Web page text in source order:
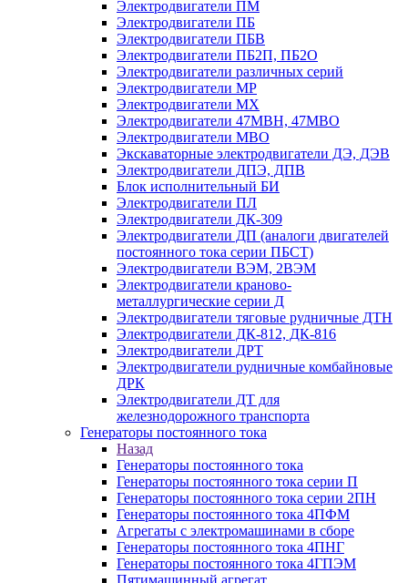
Электродвигатели ПМ
Электродвигатели ПБ
Электродвигатели ПБВ
Электродвигатели ПБ2П, ПБ2О
Электродвигатели различных серий
Электродвигатели МР
Электродвигатели MX
Электродвигатели 47MBH, 47МВО
Электродвигатели MBO
Экскаваторные электродвигатели ДЭ, ДЭВ
Электродвигатели ДПЭ, ДПВ
Блок исполнительный БИ
Электродвигатели ПЛ
Электродвигатели ДК-309
Электродвигатели ДП (аналоги двигателей
постоянного тока серии ПБСТ)
Электродвигатели ВЭМ, 2ВЭМ
Электродвигатели краново-
металлургические серии Д
Электродвигатели тяговые рудничные ДТН
Электродвигатели ДК-812, ДК-816
Электродвигатели ДРТ
Электродвигатели рудничные комбайновые
ДРК
Электродвигатели ДТ для
железнодорожного транспорта
Генераторы постоянного тока
Назад
Генераторы постоянного тока
Генераторы постоянного тока серии П
Генераторы постоянного тока серии 2ПН
Генераторы постоянного тока 4ПФМ
Агрегаты с электромашинами в сборе
Генераторы постоянного тока 4ПНГ
Генераторы постоянного тока 4ГПЭМ
Пятимашинный агрегат